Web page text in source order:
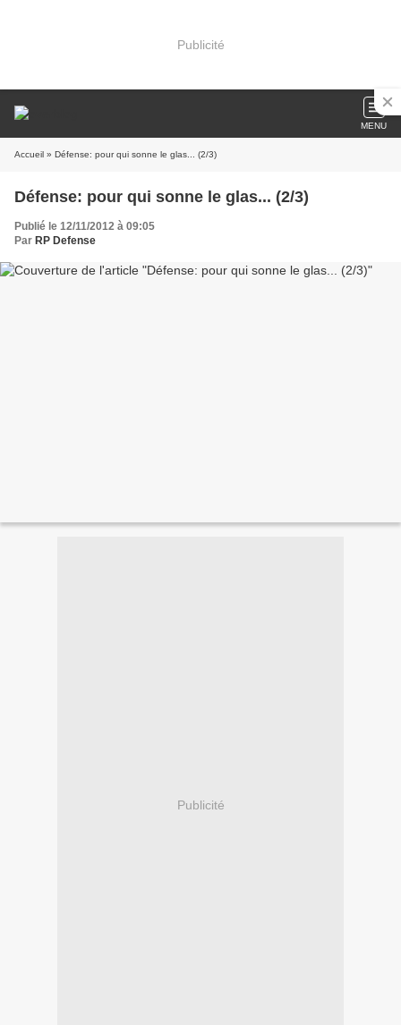
Publicité
MENU
Accueil » Défense: pour qui sonne le glas... (2/3)
Défense: pour qui sonne le glas... (2/3)
Publié le 12/11/2012 à 09:05
Par RP Defense
Publicité